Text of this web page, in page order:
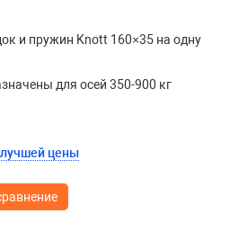
и пружин Knott 160×35 на одну
для осей 350-900 кг
лучшей цены